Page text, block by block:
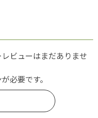
ビューはまだありませ
が必要です。